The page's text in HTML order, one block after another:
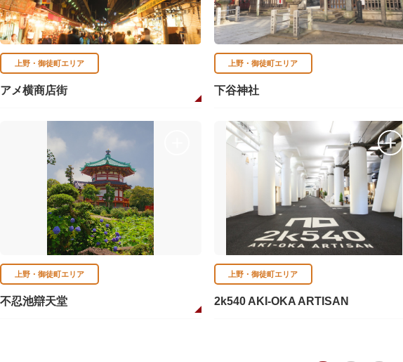
上野・御徒町エリア
アメ横商店街
上野・御徒町エリア
下谷神社
上野・御徒町エリア
不忍池辯天堂
上野・御徒町エリア
2k540 AKI-OKA ARTISAN